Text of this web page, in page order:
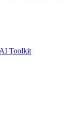
Toolkit